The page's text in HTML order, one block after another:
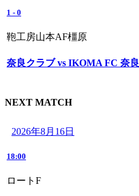
1 - 0
鞄工房山本AF橿原
奈良クラブ vs IKOMA FC 奈良
NEXT MATCH
2026年8月16日
18:00
ロートF